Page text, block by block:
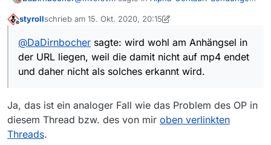
wo fälschlicherweise VLC zum Download
benutzt wird und der Download dann
fehlschlägt. Der Aufruf der Film-URL im
Browser oder in VLC klappt aber.
wird wohl am Anhängsel in der URL liegen, weil
die damit nicht auf mp4 endet und daher nicht
als solches erkannt wird.
Hab mal spasseshalber im Speichernset im
styrollschrieb am 15. Okt. 2020, 20:15
zuletzt editiert von styroll
@DaDirnbocher sagte: wird wohl am Anhängsel in
der URL liegen, weil die damit nicht auf mp4 endet
und daher nicht als solches erkannt wird.
Ja, das ist ein analoger Fall wie das Problem des OP in
diesem Thread bzw. des von mir oben verlinkten
Threads.